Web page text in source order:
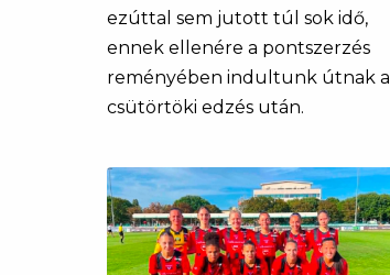
ezúttal sem jutott túl sok idő,
ennek ellenére a pontszerzés
reményében indultunk útnak a
csütörtöki edzés után.